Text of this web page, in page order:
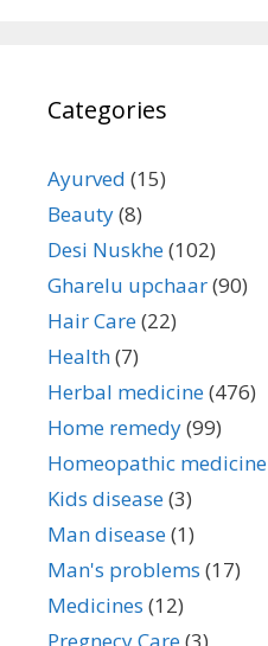
Categories
Ayurved (15)
Beauty(8)
Desi Nuskhe(102)
Gharelu upchaar(90)
Hair Care(22)
Health(7)
Herbal medicine(476)
Home remedy(99)
Homeopathic medicine
Kids disease(3)
Man disease(1)
Man's problems (17)
Medicines (12)
Pregnecy Care(3)